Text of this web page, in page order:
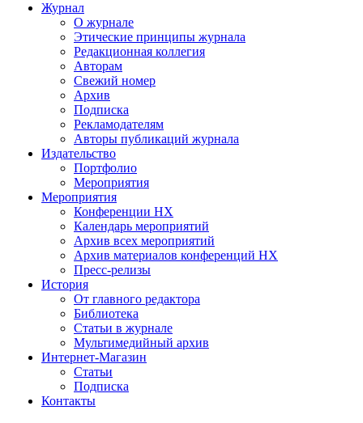
Журнал
О журнале
Этические принципы журнала
Редакционная коллегия
Авторам
Свежий номер
Архив
Подписка
Рекламодателям
Авторы публикаций журнала
Издательство
Портфолио
Мероприятия
Мероприятия
Конференции НХ
Календарь мероприятий
Архив всех мероприятий
Архив материалов конференций НХ
Пресс-релизы
История
От главного редактора
Библиотека
Статьи в журнале
Мультимедийный архив
Интернет-Магазин
Статьи
Подписка
Контакты